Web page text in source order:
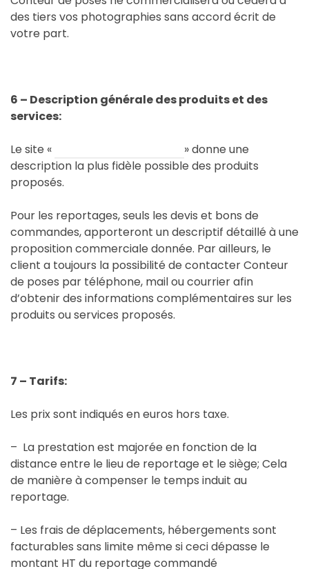
des tiers vos photographies sans accord écrit de
votre part.
6 – Description générale des produits et des
services:
Le site «
» donne une
description la plus fidèle possible des produits
proposés.
Pour les reportages, seuls les devis et bons de
commandes, apporteront un descriptif détaillé à une
proposition commerciale donnée. Par ailleurs, le
client a toujours la possibilité de contacter Conteur
de poses par téléphone, mail ou courrier afin
d’obtenir des informations complémentaires sur les
produits ou services proposés.
7 – Tarifs:
Les prix sont indiqués en euros hors taxe.
– La prestation est majorée en fonction de la
distance entre le lieu de reportage et le siège; Cela
de manière à compenser le temps induit au
reportage.
– Les frais de déplacements, hébergements sont
facturables sans limite même si ceci dépasse le
montant HT du reportage commandé